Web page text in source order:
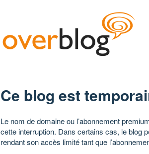
Ce blog est
Le nom de domaine ou l’abonnement
cette interruption. Dans certains cas, le blog
rendant son accès limité tant que